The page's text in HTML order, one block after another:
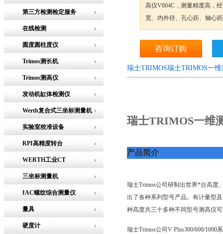
第三方检测检定服务
在线检测
圆度圆柱度仪
Trimos测长机
Trimos测高仪
发动机缸体检测仪
Werth复合式三坐标测量机
实验室校准设备
RPI高精度转台
WERTH工业CT
三坐标测量机
IAC螺纹综合测量仪
量具
硬度计
高仪V604C，测量精度高，
宽、内外径、孔心距、轴心
咨询订购
瑞士TRIMOS瑞士TRIMOS一
瑞士TRIMOS一维
产品简介
瑞士Trimos公司研制出世界*台高度
出了各种系列型号产品。有计量型
种高度共三十多种不同型号测高仪
瑞士Trimos公司V Plus300/600/1000